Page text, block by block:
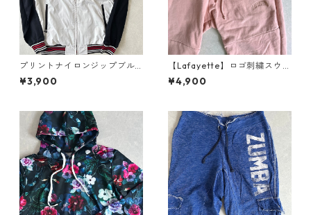
プリントナイロンジップブル
ゾン ホワイト 4 古着 メンズ
¥3,900
【Lafayette】ロゴ刺繍スウェ
ットジョガーパンツ ピンク L
古着 メンズ
¥4,900